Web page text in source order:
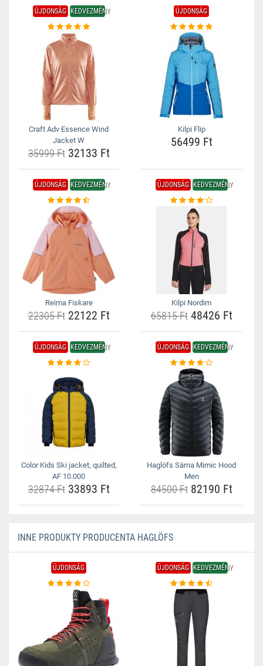
ÚJDONSÁG KEDVEZMÉNY
Craft Adv Essence Wind
Jacket W
35999 Ft32133 Ft
ÚJDONSÁG
Kilpi Flip
56499 Ft
ÚJDONSÁG KEDVEZMÉNY
Reima Fiskare
22305 Ft22122 Ft
ÚJDONSÁG KEDVEZMÉNY
Kilpi Nordim
65815 Ft48426 Ft
ÚJDONSÁG KEDVEZMÉNY
Color Kids Ski jacket, quilted,
AF 10.000
32874 Ft33893 Ft
ÚJDONSÁG KEDVEZMÉNY
Haglöfs Särna Mimic Hood
Men
84500 Ft82190 Ft
INNE PRODUKTY PRODUCENTA HAGLÖFS
ÚJDONSÁG ÚJDONSÁG KEDVEZMÉNY